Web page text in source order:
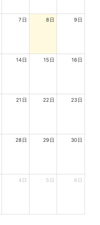
7日 8日 9日
14日 15日 16日
21日 22日 23日
28日 29日 30日
4日 5日 6日